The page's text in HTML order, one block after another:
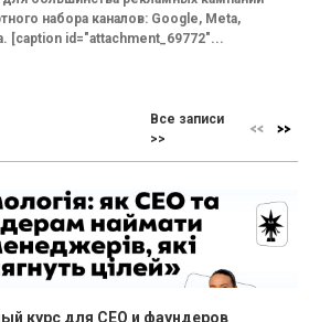
набора каналов: Google, Meta,
[caption id="attachment_69772"...
Все записи
>>
курс для CEO и фаундеров